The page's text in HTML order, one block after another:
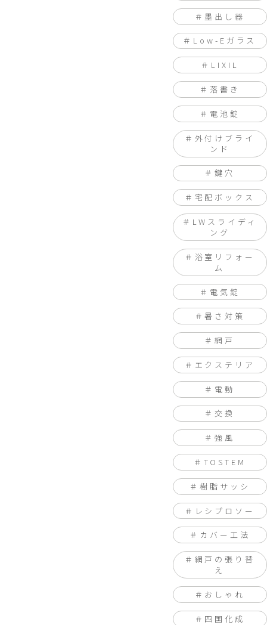
墨出し器
Low-Eガラス
LIXIL
落書き
電池錠
外付けブライ
ンド
鍵穴
宅配ボックス
LWスライディ
ング
浴室リフォー
ム
電気錠
暑さ対策
網戸
エクステリア
電動
交換
強風
TOSTEM
樹脂サッシ
レシプロソー
カバー工法
網戸の張り替
え
おしゃれ
四国化成